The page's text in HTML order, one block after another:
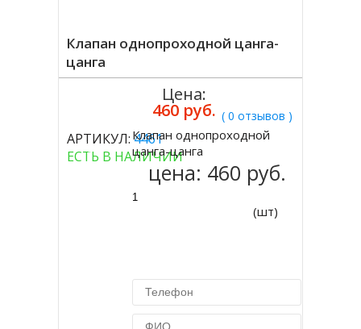
Клапан однопроходной цанга-
цанга
( 0 отзывов )
АРТИКУЛ:4461
ЕСТЬ В НАЛИЧИИ
Цена:
460 руб.
Купить
Клапан однопроходной
цанга-цанга
цена: 460 руб.
(шт)